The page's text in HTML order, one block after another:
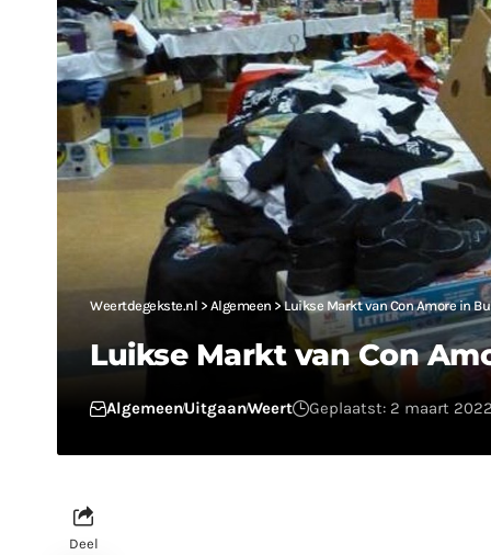
Weertdegekste.nl > Algemeen >Luikse Markt van Con Amore in
Luikse Markt van Con
AlgemeenUitgaanWeert Geplaatst: 2 maart
Deel